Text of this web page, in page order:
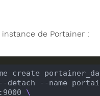
de Portainer :
create
detach --name